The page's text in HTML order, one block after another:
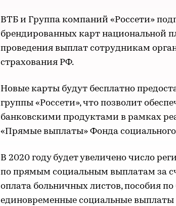
ВТБ и Группа компаний «Россети»
брендированных карт национальной
проведения выплат сотрудникам
страхования РФ.
Новые карты будут бесплатно
группы «Россети», что позволит
банковскими продуктами в рамках
«Прямые выплаты» Фонда
В 2020 году будет увеличено число
по прямым социальным выплатам за
оплата больничных листов, пособия
единовременные социальные